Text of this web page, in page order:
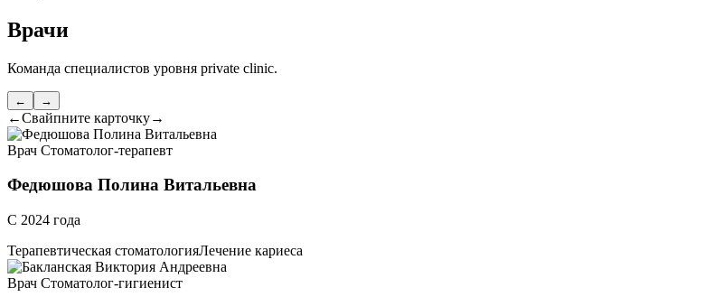
Врачи
Команда специалистов уровня private clinic.
← →
←Свайпните карточку→
Врач Стоматолог-терапевт
Федюшова Полина Витальевна
С 2024 года
Терапевтическая стоматологияЛечение кариеса
Врач Стоматолог-гигиенист